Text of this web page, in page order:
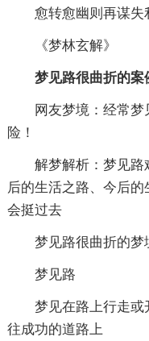
愈转愈幽则再谋
《梦林玄解》
梦见路很曲折的案
网友梦境：经常
险！
解梦解析：梦见路
后的生活之路、今后
会挺过去
梦见路很曲折的梦
梦见路
梦见在路上行走或
往成功的道路上